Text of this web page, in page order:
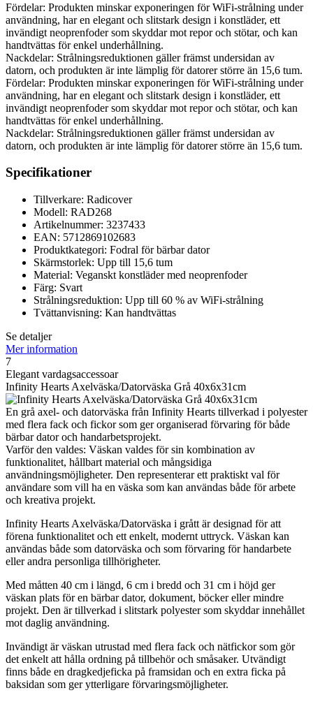
Fördelar: Produkten minskar exponeringen för WiFi-strålning under
användning, har en elegant och slitstark design i konstläder, ett
invändigt neoprenfoder som skyddar mot repor och stötar, och kan
handtvättas för enkel underhållning.
Nackdelar: Strålningsreduktionen gäller främst undersidan av
datorn, och produkten är inte lämplig för datorer större än 15,6 tum.
Fördelar: Produkten minskar exponeringen för WiFi-strålning under
användning, har en elegant och slitstark design i konstläder, ett
invändigt neoprenfoder som skyddar mot repor och stötar, och kan
handtvättas för enkel underhållning.
Nackdelar: Strålningsreduktionen gäller främst undersidan av
datorn, och produkten är inte lämplig för datorer större än 15,6 tum.
Specifikationer
Tillverkare: Radicover
Modell: RAD268
Artikelnummer: 3237433
EAN: 5712869102683
Produktkategori: Fodral för bärbar dator
Skärmstorlek: Upp till 15,6 tum
Material: Veganskt konstläder med neoprenfoder
Färg: Svart
Strålningsreduktion: Upp till 60 % av WiFi-strålning
Tvättanvisning: Kan handtvättas
Se detaljer
Mer information
7
Elegant vardagsaccessoar
Infinity Hearts Axelväska/Datorväska Grå 40x6x31cm
En grå axel- och datorväska från Infinity Hearts tillverkad i polyester
med flera fack och fickor som ger organiserad förvaring för både
bärbar dator och handarbetsprojekt.
Varför den valdes: Väskan valdes för sin kombination av
funktionalitet, hållbart material och mångsidiga
användningsmöjligheter. Den representerar ett praktiskt val för
användare som vill ha en väska som kan användas både för arbete
och kreativa projekt.
Infinity Hearts Axelväska/Datorväska i grått är designad för att
förena funktionalitet och ett enkelt, modernt uttryck. Väskan kan
användas både som datorväska och som förvaring för handarbete
eller andra personliga tillhörigheter.
Med måtten 40 cm i längd, 6 cm i bredd och 31 cm i höjd ger
väskan plats för en bärbar dator, dokument, böcker eller mindre
projekt. Den är tillverkad i slitstark polyester som skyddar innehållet
mot daglig användning.
Invändigt är väskan utrustad med flera fack och nätfickor som gör
det enkelt att hålla ordning på tillbehör och småsaker. Utvändigt
finns både en dragkedjeficka på framsidan och en extra ficka på
baksidan som ger ytterligare förvaringsmöjligheter.